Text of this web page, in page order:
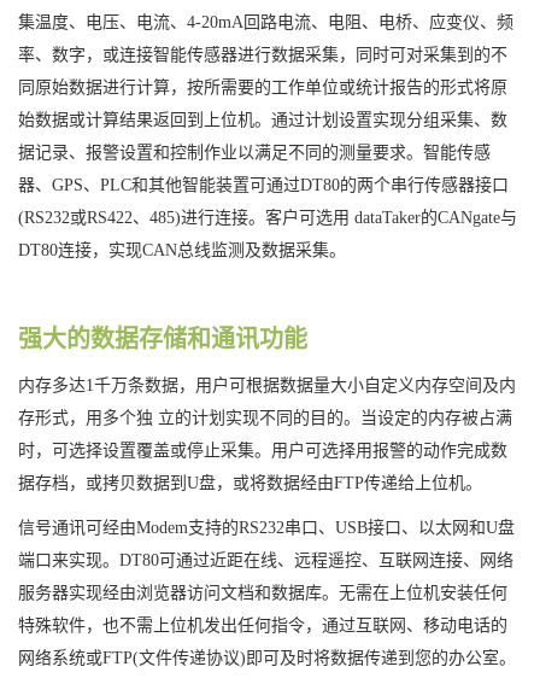
集温度、电压、电流、 4-20mA 回路电流、电阻、电桥、应变仪、频
率、数字，或连接智能传感器进行数据采集，同时可对采集到的不
同原始数据进行计算，按所需要的工作单位或统计报告的形式将原
始数据或计算结果返回到上位机。通过计划设置实现分组采集、数
据记录、报警设置和控制作业以满足不同的测量要求。智能传感
器、 GPS、 PLC和其他智能装置可通过DT80的两个串行传感器接口
(RS232或RS422、 485)进行连接。客户可选用 dataTaker的CANgate与
DT80连接，实现CAN总线监测及数据采集。
强大的数据存储和通讯功能
内存多达1千万条数据，用户可根据数据量大小自定义内存空间及内
存形式，用多个独 立的计划实现不同的目的。当设定的内存被占满
时，可选择设置覆盖或停止采集。用户可选择用报警的动作完成数
据存档，或拷贝数据到 U盘，或将数据经由FTP传递给上位机。
信号通讯可经由Modem支持的RS232串口、 USB接口、以太网和U盘
端口来实现。 DT80可通过近距在线、远程遥控、互联网连接、网络
服务器实现经由浏览器访问文档和数据库。无需在上位机安装任何
特殊软件，也不需上位机发出任何指令，通过互联网、移动电话的
网络系统或FTP(文件传递协议) 即可及时将数据传递到您的办公室。